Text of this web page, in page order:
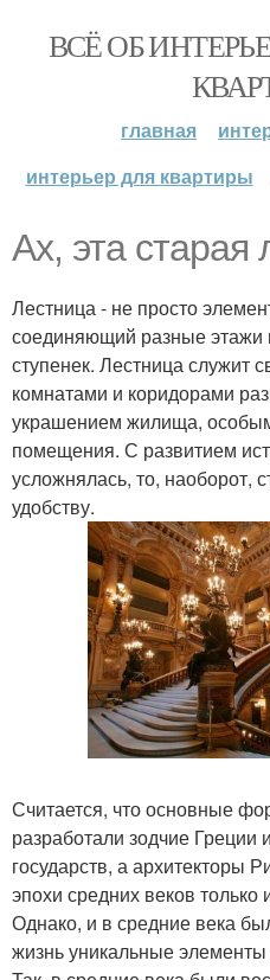
ВСЁ ОБ
главная
интерьер для квартиры
Ах, эта старая
Лестница - не просто
соединяющий разные
ступенек. Лестница служит
комнатами и коридорами
украшением жилища,
помещения. С развитием
усложнялась, то, наоборот,
удобству.
Считается, что основные
разработали зодчие Греции
государств, а архитекторы
эпохи средних веков только
Однако, и в средние века
жизнь уникальные элементы